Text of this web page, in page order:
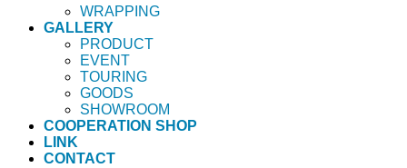
WRAPPING
GALLERY
PRODUCT
EVENT
TOURING
GOODS
SHOWROOM
COOPERATION SHOP
LINK
CONTACT